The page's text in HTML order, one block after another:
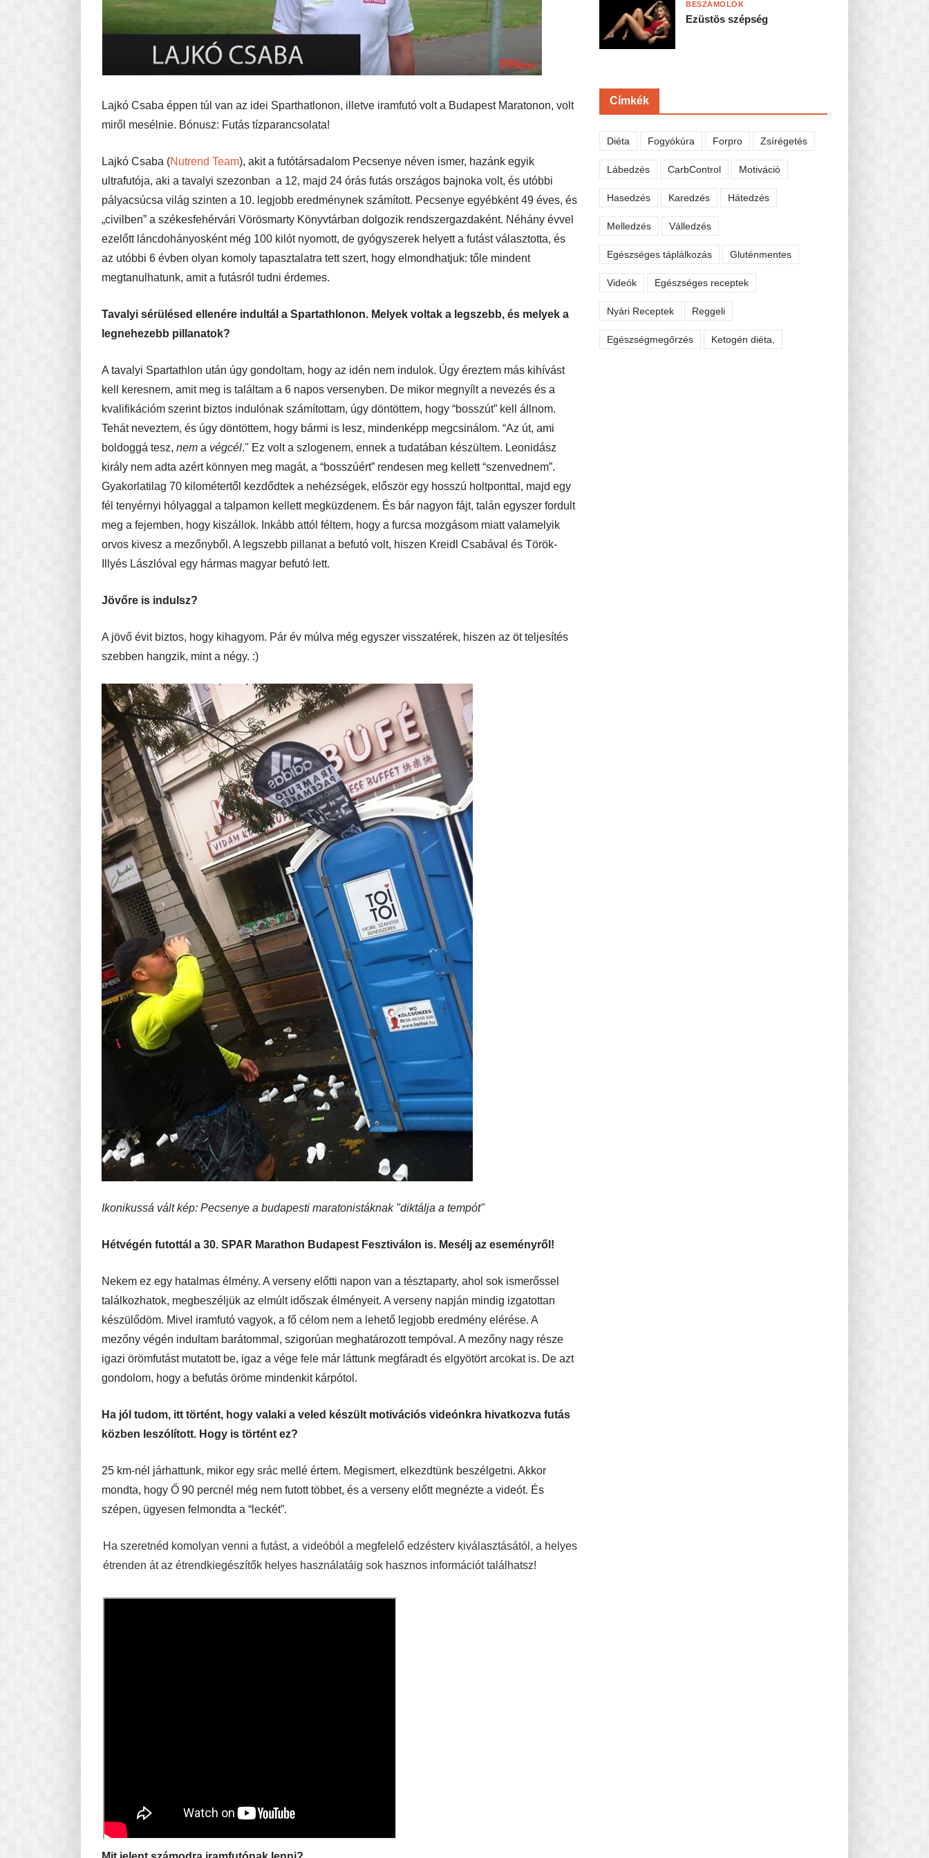
Lajkó Csaba éppen túl van az idei Sparthatlonon, illetve iramfutó volt a Budapest Maratonon, volt
miről mesélnie. Bónusz: Futás tízparancsolata!
Lajkó Csaba (Nutrend Team), akit a futótársadalom Pecsenye néven ismer, hazánk egyik
ultrafutója, aki a tavalyi szezonban a 12, majd 24 órás futás országos bajnoka volt, és utóbbi
pályacsúcsa világ szinten a 10. legjobb eredménynek számított. Pecsenye egyébként 49 éves, és
„civilben” a székesfehérvári Vörösmarty Könyvtárban dolgozik rendszergazdaként. Néhány évvel
ezelőtt láncdohányosként még 100 kilót nyomott, de gyógyszerek helyett a futást választotta, és
az utóbbi 6 évben olyan komoly tapasztalatra tett szert, hogy elmondhatjuk: tőle mindent
megtanulhatunk, amit a futásról tudni érdemes.
Tavalyi sérülésed ellenére indultál a Spartathlonon. Melyek voltak a legszebb, és melyek a
legnehezebb pillanatok?
A tavalyi Spartathlon után úgy gondoltam, hogy az idén nem indulok. Úgy éreztem más kihívást
kell keresnem, amit meg is találtam a 6 napos versenyben. De mikor megnyílt a nevezés és a
kvalifikációm szerint biztos indulónak számítottam, úgy döntöttem, hogy “bosszút” kell állnom.
Tehát neveztem, és úgy döntöttem, hogy bármi is lesz, mindenképp megcsinálom. “Az út, ami
boldoggá tesz, nem a végcél." Ez volt a szlogenem, ennek a tudatában készültem. Leonidász
király nem adta azért könnyen meg magát, a “bosszúért” rendesen meg kellett “szenvednem”.
Gyakorlatilag 70 kilométertől kezdődtek a nehézségek, először egy hosszú holtponttal, majd egy
fél tenyérnyi hólyaggal a talpamon kellett megküzdenem. És bár nagyon fájt, talán egyszer fordult
meg a fejemben, hogy kiszállok. Inkább attól féltem, hogy a furcsa mozgásom miatt valamelyik
orvos kivesz a mezőnyből. A legszebb pillanat a befutó volt, hiszen Kreidl Csabával és Török-
Illyés Lászlóval egy hármas magyar befutó lett.
Jövőre is indulsz?
A jövő évit biztos, hogy kihagyom. Pár év múlva még egyszer visszatérek, hiszen az öt teljesítés
szebben hangzik, mint a négy. :)
Ikonikussá vált kép: Pecsenye a budapesti maratonistáknak "diktálja a tempót"
Hétvégén futottál a 30. SPAR Marathon Budapest Fesztiválon is. Mesélj az eseményről!
Nekem ez egy hatalmas élmény. A verseny előtti napon van a tésztaparty, ahol sok ismerőssel
találkozhatok, megbeszéljük az elmúlt időszak élményeit. A verseny napján mindig izgatottan
készülődöm. Mivel iramfutó vagyok, a fő célom nem a lehető legjobb eredmény elérése. A
mezőny végén indultam barátommal, szigorúan meghatározott tempóval. A mezőny nagy része
igazi örömfutást mutatott be, igaz a vége fele már láttunk megfáradt és elgyötört arcokat is. De azt
gondolom, hogy a befutás öröme mindenkit kárpótol.
Ha jól tudom, itt történt, hogy valaki a veled készült motivációs videónkra hivatkozva futás
közben leszólított. Hogy is történt ez?
25 km-nél járhattunk, mikor egy srác mellé értem. Megismert, elkezdtünk beszélgetni. Akkor
mondta, hogy Ő 90 percnél még nem futott többet, és a verseny előtt megnézte a videót. És
szépen, ügyesen felmondta a “leckét”.
Ha szeretnéd komolyan venni a futást, a videóból a megfelelő edzésterv kiválasztásától, a helyes
étrenden át az étrendkiegészítők helyes használatáig sok hasznos információt találhatsz!
Ezüstös szépség
BESZÁMOLÓK
Címkék
Diéta Fogyókúra Forpro Zsírégetés
Lábedzés CarbControl Motiváció
Hasedzés Karedzés Hátedzés
Melledzés Válledzés
Egészséges táplálkozás Gluténmentes
Videók Egészséges receptek
Nyári Receptek Reggeli
Egészségmegőrzés Ketogén diéta,